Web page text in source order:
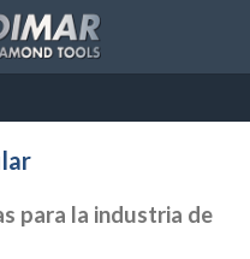
para la industria de